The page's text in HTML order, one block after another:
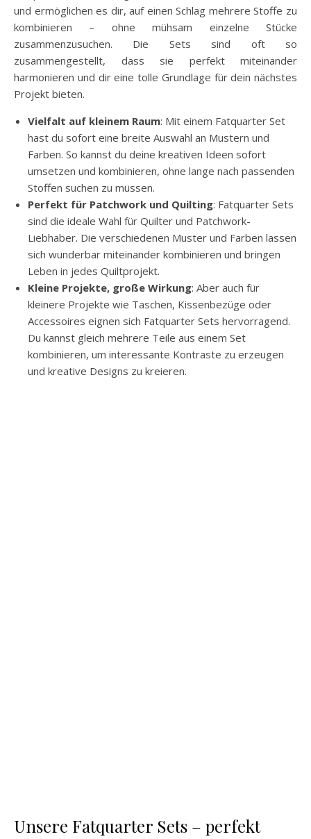
und ermöglichen es dir, auf einen Schlag mehrere Stoffe zu
kombinieren – ohne mühsam einzelne Stücke
zusammenzusuchen. Die Sets sind oft so
zusammengestellt, dass sie perfekt miteinander
harmonieren und dir eine tolle Grundlage für dein nächstes
Projekt bieten.
Vielfalt auf kleinem Raum: Mit einem Fatquarter Set
hast du sofort eine breite Auswahl an Mustern und
Farben. So kannst du deine kreativen Ideen sofort
umsetzen und kombinieren, ohne lange nach passenden
Stoffen suchen zu müssen.
Perfekt für Patchwork und Quilting: Fatquarter Sets
sind die ideale Wahl für Quilter und Patchwork-
Liebhaber. Die verschiedenen Muster und Farben lassen
sich wunderbar miteinander kombinieren und bringen
Leben in jedes Quiltprojekt.
Kleine Projekte, große Wirkung: Aber auch für
kleinere Projekte wie Taschen, Kissenbezüge oder
Accessoires eignen sich Fatquarter Sets hervorragend.
Du kannst gleich mehrere Teile aus einem Set
kombinieren, um interessante Kontraste zu erzeugen
und kreative Designs zu kreieren.
Unsere Fatquarter Sets – perfekt